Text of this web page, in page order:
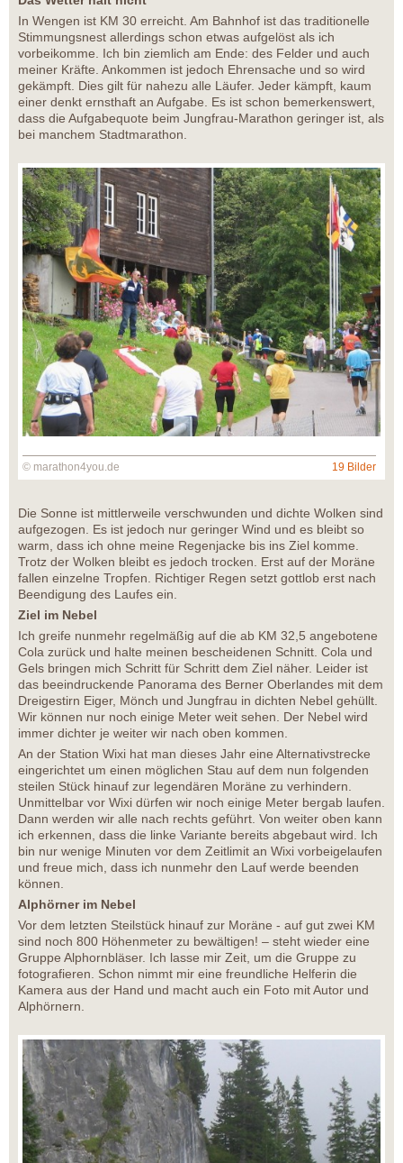
In Wengen ist KM 30 erreicht. Am Bahnhof ist das traditionelle
Stimmungsnest allerdings schon etwas aufgelöst als ich
vorbeikomme. Ich bin ziemlich am Ende: des Felder und auch
meiner Kräfte. Ankommen ist jedoch Ehrensache und so wird
gekämpft. Dies gilt für nahezu alle Läufer. Jeder kämpft, kaum
einer denkt ernsthaft an Aufgabe. Es ist schon bemerkenswert,
dass die Aufgabequote beim Jungfrau-Marathon geringer ist, als
bei manchem Stadtmarathon.
© marathon4you.de 19 Bilder
Die Sonne ist mittlerweile verschwunden und dichte Wolken sind
aufgezogen. Es ist jedoch nur geringer Wind und es bleibt so
warm, dass ich ohne meine Regenjacke bis ins Ziel komme.
Trotz der Wolken bleibt es jedoch trocken. Erst auf der Moräne
fallen einzelne Tropfen. Richtiger Regen setzt gottlob erst nach
Beendigung des Laufes ein.
Ziel im Nebel
Ich greife nunmehr regelmäßig auf die ab KM 32,5 angebotene
Cola zurück und halte meinen bescheidenen Schnitt. Cola und
Gels bringen mich Schritt für Schritt dem Ziel näher. Leider ist
das beeindruckende Panorama des Berner Oberlandes mit dem
Dreigestirn Eiger, Mönch und Jungfrau in dichten Nebel gehüllt.
Wir können nur noch einige Meter weit sehen. Der Nebel wird
immer dichter je weiter wir nach oben kommen.
An der Station Wixi hat man dieses Jahr eine Alternativstrecke
eingerichtet um einen möglichen Stau auf dem nun folgenden
steilen Stück hinauf zur legendären Moräne zu verhindern.
Unmittelbar vor Wixi dürfen wir noch einige Meter bergab laufen.
Dann werden wir alle nach rechts geführt. Von weiter oben kann
ich erkennen, dass die linke Variante bereits abgebaut wird. Ich
bin nur wenige Minuten vor dem Zeitlimit an Wixi vorbeigelaufen
und freue mich, dass ich nunmehr den Lauf werde beenden
können.
Alphörner im Nebel
Vor dem letzten Steilstück hinauf zur Moräne - auf gut zwei KM
sind noch 800 Höhenmeter zu bewältigen! – steht wieder eine
Gruppe Alphornbläser. Ich lasse mir Zeit, um die Gruppe zu
fotografieren. Schon nimmt mir eine freundliche Helferin die
Kamera aus der Hand und macht auch ein Foto mit Autor und
Alphörnern.